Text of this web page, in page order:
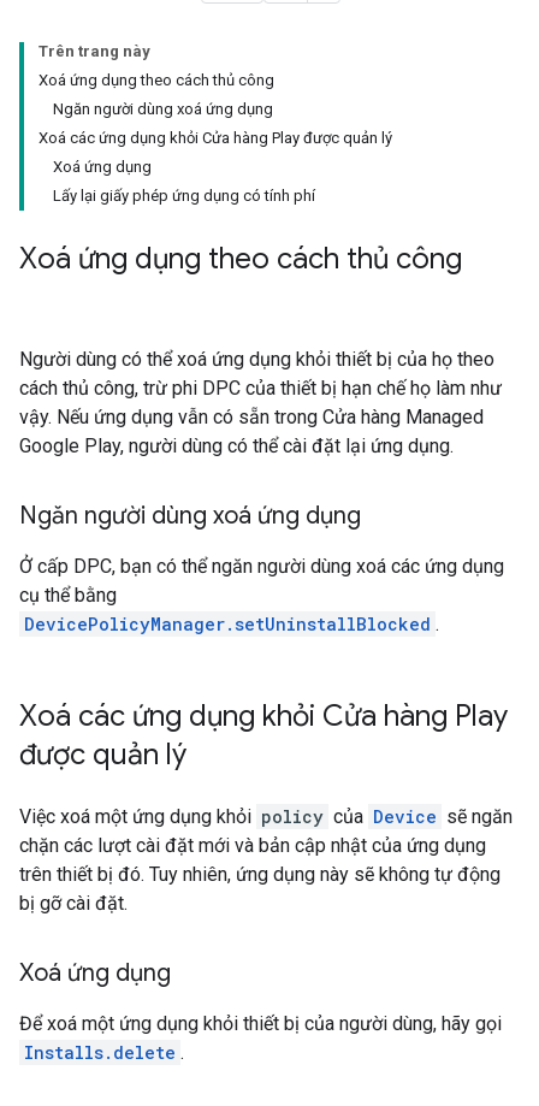
Trên trang này
Xoá ứng dụng theo cách thủ công
Ngăn người dùng xoá ứng dụng
Xoá các ứng dụng khỏi Cửa hàng Play được quản lý
Xoá ứng dụng
Lấy lại giấy phép ứng dụng có tính phí
Xoá ứng dụng theo cách thủ công
Người dùng có thể xoá ứng dụng khỏi thiết bị của họ theo
cách thủ công, trừ phi DPC của thiết bị hạn chế họ làm như
vậy. Nếu ứng dụng vẫn có sẵn trong Cửa hàng Managed
Google Play, người dùng có thể cài đặt lại ứng dụng.
Ngăn người dùng xoá ứng dụng
Ở cấp DPC, bạn có thể ngăn người dùng xoá các ứng dụng
cụ thể bằng
DevicePolicyManager.setUninstallBlocked .
Xoá các ứng dụng khỏi Cửa hàng Play
được quản lý
Việc xoá một ứng dụng khỏi policy của Device sẽ ngăn
chặn các lượt cài đặt mới và bản cập nhật của ứng dụng
trên thiết bị đó. Tuy nhiên, ứng dụng này sẽ không tự động
bị gỡ cài đặt.
Xoá ứng dụng
Để xoá một ứng dụng khỏi thiết bị của người dùng, hãy gọi
Installs.delete .